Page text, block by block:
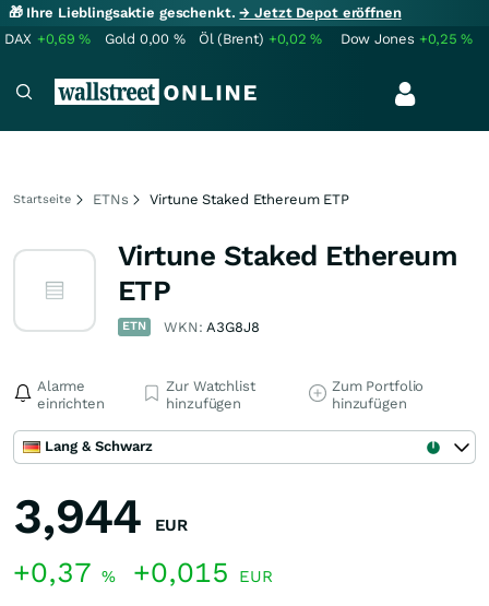
🎁 Ihre Lieblingsaktie geschenkt.→ Jetzt Depot eröffnen
DAX +0,69% Gold 0,00 % Öl (Brent) +0,02% Dow Jones +0,25%
Startseite ETNs Virtune Staked Ethereum ETP
Virtune Staked Ethereum
ETP
ETN WKN:A3G8J8
Alarme
einrichten
Zur Watchlist
hinzufügen
Zum Portfolio
hinzufügen
Lang & Schwarz
3,944 EUR
+0,37 % +0,015 EUR